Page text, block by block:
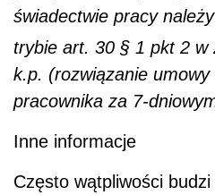
świadectwie pracy
trybie art. 30 § 1 pkt 2 w
k.p. (rozwiązanie
pracownika za 7-
Inne informacje
Często wątpliwości